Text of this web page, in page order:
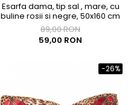
Esarfa dama, tip sal , mare, cu
buline rosii si negre, 50x160 cm
89,00 RON
59,00 RON
-26%